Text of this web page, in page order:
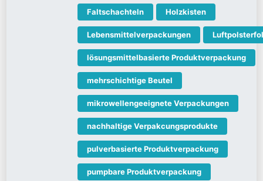
Faltschachteln Holzkisten
Lebensmittelverpackungen
lösungsmittelbasierte Produktverpackung
mehrschichtige Beutel
mikrowellengeeignete Verpackungen
nachhaltige Verpakcungsprodukte
pulverbasierte Produktverpackung
pumpbare Produktverpackung